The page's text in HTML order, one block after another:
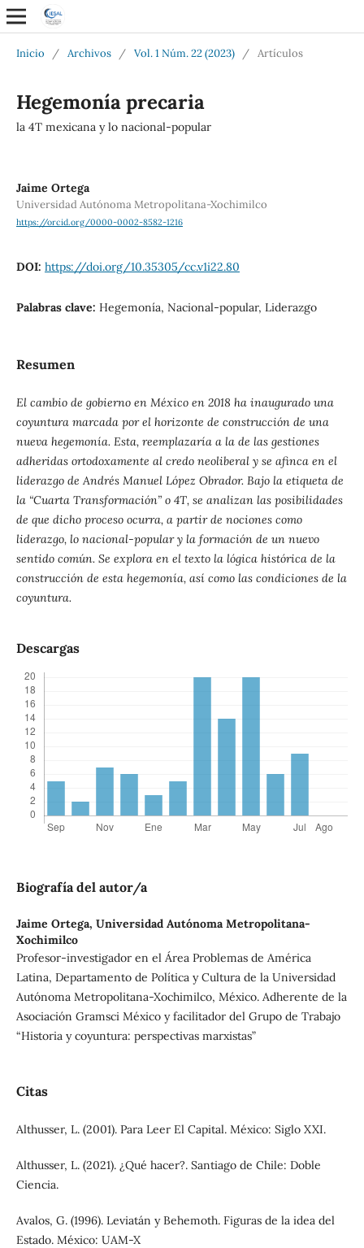
Inicio / Archivos / Vol. 1 Núm. 22 (2023) / Artículos
Hegemonía precaria
la 4T mexicana y lo nacional-popular
Jaime Ortega
Universidad Autónoma Metropolitana-Xochimilco
https://orcid.org/0000-0002-8582-1216
DOI: https://doi.org/10.35305/cc.v1i22.80
Palabras clave: Hegemonía, Nacional-popular, Liderazgo
Resumen
El cambio de gobierno en México en 2018 ha inaugurado una
coyuntura marcada por el horizonte de construcción de una
nueva hegemonía. Esta, reemplazaría a la de las gestiones
adheridas ortodoxamente al credo neoliberal y se afinca en el
liderazgo de Andrés Manuel López Obrador. Bajo la etiqueta de
la “Cuarta Transformación” o 4T, se analizan las posibilidades
de que dicho proceso ocurra, a partir de nociones como
liderazgo, lo nacional-popular y la formación de un nuevo
sentido común. Se explora en el texto la lógica histórica de la
construcción de esta hegemonía, así como las condiciones de la
coyuntura.
Descargas
Biografía del autor/a
Jaime Ortega, Universidad Autónoma Metropolitana-
Xochimilco
Profesor-investigador en el Área Problemas de América
Latina, Departamento de Política y Cultura de la Universidad
Autónoma Metropolitana-Xochimilco, México. Adherente de la
Asociación Gramsci México y facilitador del Grupo de Trabajo
“Historia y coyuntura: perspectivas marxistas”
Citas
Althusser, L. (2001). Para Leer El Capital. México: Siglo XXI.
Althusser, L. (2021). ¿Qué hacer?. Santiago de Chile: Doble
Ciencia.
Avalos, G. (1996). Leviatán y Behemoth. Figuras de la idea del
Estado. México: UAM-X